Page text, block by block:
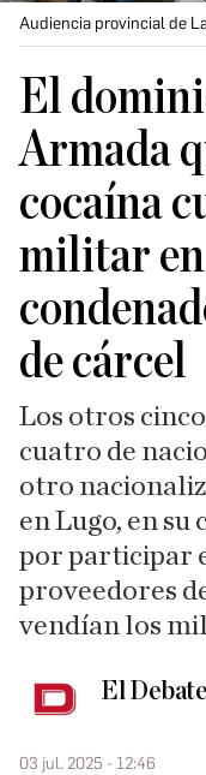
Audiencia provincial de
El
Armada
cocaína
militar
de cárcel
Los otros
cuatro de
otro
en Lugo, en su
por participar
proveedores
vendían los
El Debate
03 jul. 2025 - 12:46